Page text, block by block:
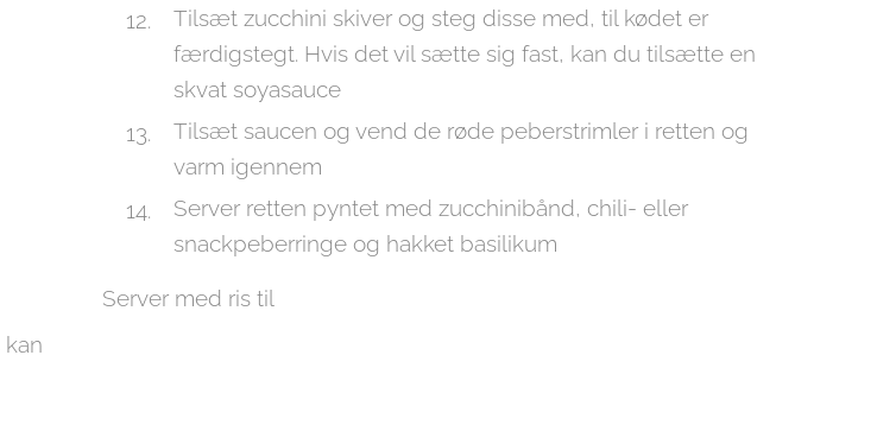
kan
Tilsæt zucchini skiver og steg disse med, til kødet er
færdigstegt. Hvis det vil sætte sig fast, kan du tilsætte en
skvat soyasauce
Tilsæt saucen og vend de røde peberstrimler i retten og
varm igennem
Server retten pyntet med zucchinibånd, chili- eller
snackpeberringe og hakket basilikum
Server med ris til